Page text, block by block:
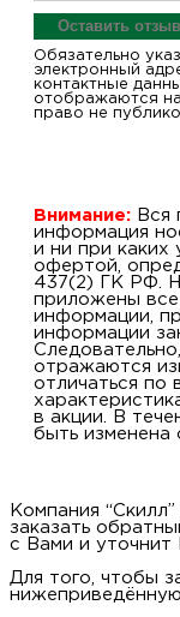
Оставить отзыв
Обязательно
электронный
контактные
отображаются
право не
Внимание: Вся
информация
и ни при каких
офертой,
437(2) ГК РФ.
приложены все
информации,
информации
отражаются
отличаться по
в акции. В
быть изменена
Компания
заказать
с Вами и уточнит
Для того, чтобы